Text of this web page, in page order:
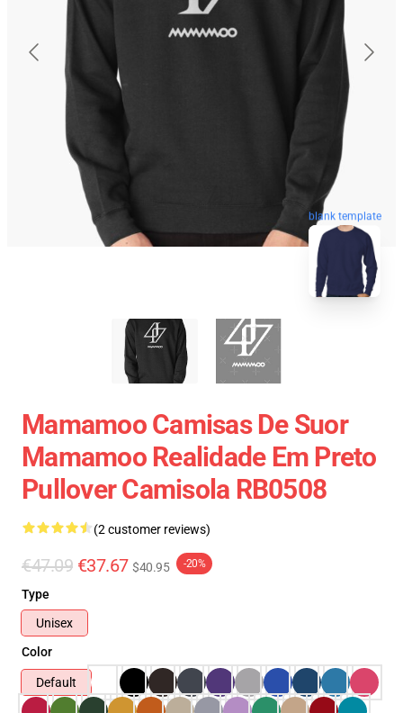
blank template
Mamamoo Camisas De Suor
Mamamoo Realidade Em Preto
Pullover Camisola RB0508
(2 customer reviews)
€47.09 €37.67 $40.95 -20%
Type
Unisex
Color
Default